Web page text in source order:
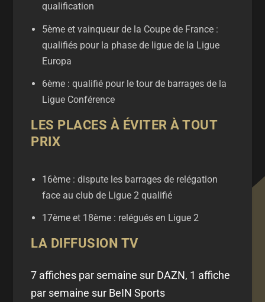
qualification
5ème et vainqueur de la Coupe de France :
qualifiés pour la phase de ligue de la Ligue
Europa
6ème : qualifié pour le tour de barrages de la
Ligue Conférence
LES PLACES À ÉVITER À TOUT
PRIX
16ème : dispute les barrages de relégation
face au club de Ligue 2 qualifié
17ème et 18ème : relégués en Ligue 2
LA DIFFUSION TV
7 affiches par semaine sur DAZN, 1 affiche
par semaine sur BeIN Sports